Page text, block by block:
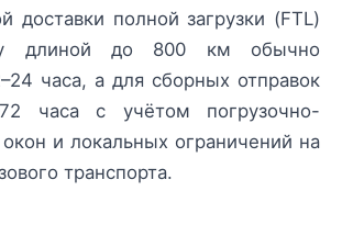
доставки полной загрузки (FTL)
длиной до 800 км обычно
часа, а для сборных отправок
часа с учётом погрузочно-
окон и локальных ограничений на
транспорта.